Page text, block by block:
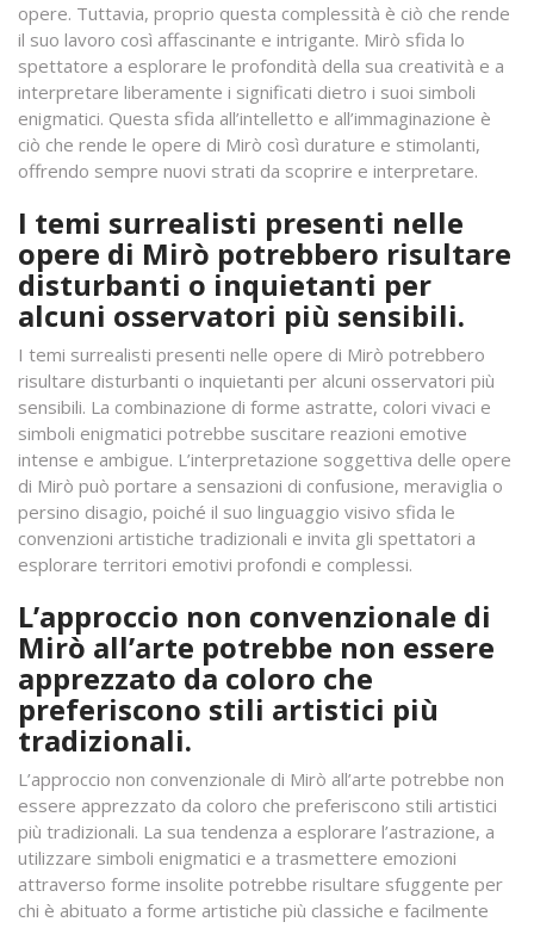
opere. Tuttavia, proprio questa complessità è ciò che rende
il suo lavoro così affascinante e intrigante. Mirò sfida lo
spettatore a esplorare le profondità della sua creatività e a
interpretare liberamente i significati dietro i suoi simboli
enigmatici. Questa sfida all’intelletto e all’immaginazione è
ciò che rende le opere di Mirò così durature e stimolanti,
offrendo sempre nuovi strati da scoprire e interpretare.
I temi surrealisti presenti nelle
opere di Mirò potrebbero risultare
disturbanti o inquietanti per
alcuni osservatori più sensibili.
I temi surrealisti presenti nelle opere di Mirò potrebbero
risultare disturbanti o inquietanti per alcuni osservatori più
sensibili. La combinazione di forme astratte, colori vivaci e
simboli enigmatici potrebbe suscitare reazioni emotive
intense e ambigue. L’interpretazione soggettiva delle opere
di Mirò può portare a sensazioni di confusione, meraviglia o
persino disagio, poiché il suo linguaggio visivo sfida le
convenzioni artistiche tradizionali e invita gli spettatori a
esplorare territori emotivi profondi e complessi.
L’approccio non convenzionale di
Mirò all’arte potrebbe non essere
apprezzato da coloro che
preferiscono stili artistici più
tradizionali.
L’approccio non convenzionale di Mirò all’arte potrebbe non
essere apprezzato da coloro che preferiscono stili artistici
più tradizionali. La sua tendenza a esplorare l’astrazione, a
utilizzare simboli enigmatici e a trasmettere emozioni
attraverso forme insolite potrebbe risultare sfuggente per
chi è abituato a forme artistiche più classiche e facilmente